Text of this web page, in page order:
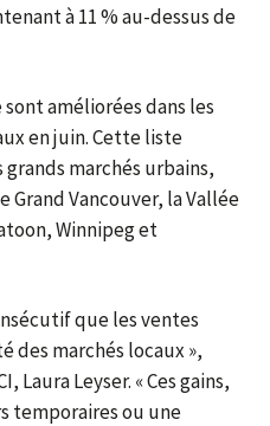
à 11 % au-dessus de
améliorées dans les
en juin. Cette liste
marchés urbains,
Vancouver, la Vallée
Winnipeg et
que les ventes
des marchés locaux »,
Laura Leyser. « Ces gains,
temporaires ou une